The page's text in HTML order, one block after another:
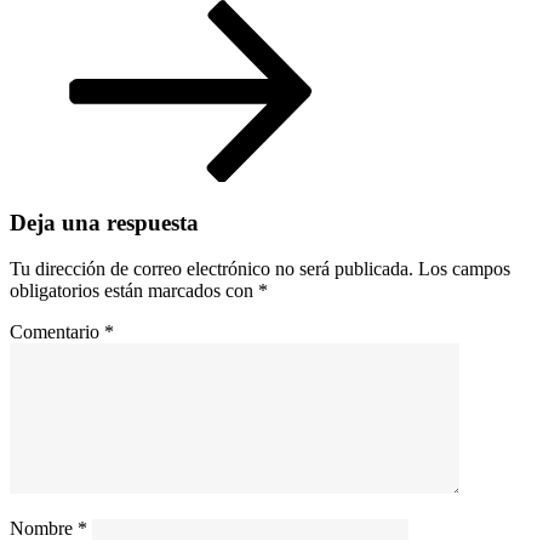
Deja una respuesta
Tu dirección de correo electrónico no será publicada. Los campos
obligatorios están marcados con *
Comentario *
Nombre *